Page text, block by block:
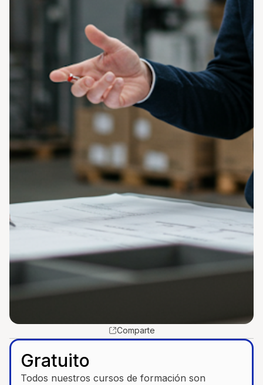
Comparte
Gratuito
Todos nuestros cursos de formación son